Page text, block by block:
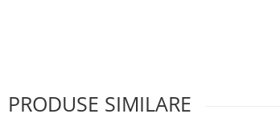
PRODUSE SIMILARE